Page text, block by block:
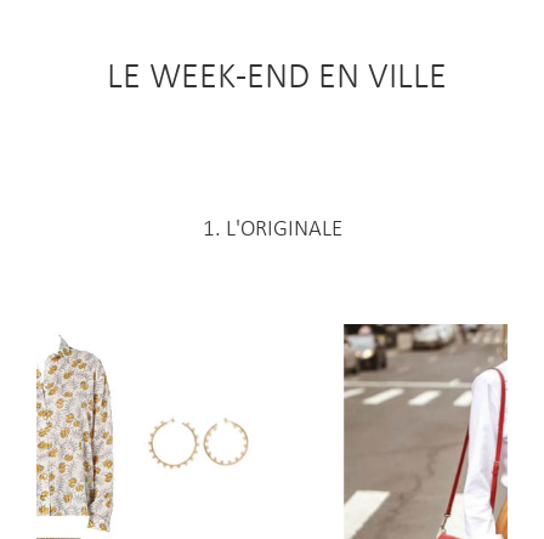
LE WEEK-END EN VILLE
1. L'ORIGINALE